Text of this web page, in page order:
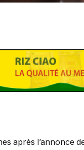
après l’annonce